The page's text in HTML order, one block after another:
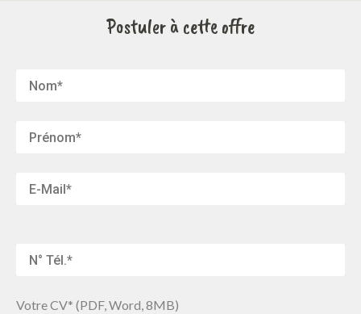
Postuler à cette offre
Votre CV* (PDF, Word, 8MB)